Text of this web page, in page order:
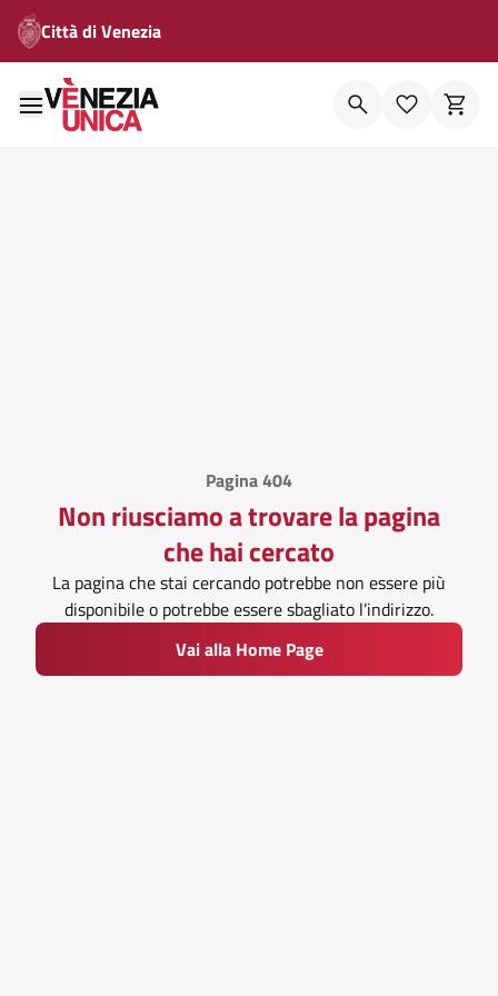
Città di Venezia
Pagina 404
Non riusciamo a trovare la pagina
che hai cercato
La pagina che stai cercando potrebbe non essere più
disponibile o potrebbe essere sbagliato l’indirizzo.
Vai alla Home Page